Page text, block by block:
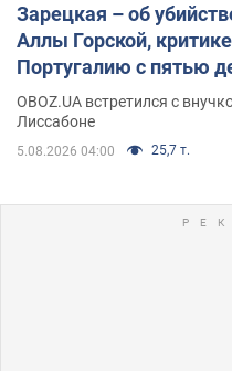
Зарецкая – об
Аллы Горской,
Португалию с пятью
OBOZ.UA встретился с
Лиссабоне
5.08.2026 04:00 25,7 т.